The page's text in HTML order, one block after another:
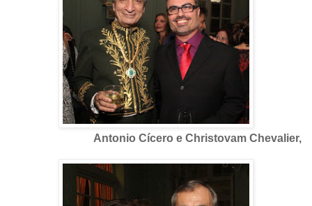
Antonio Cícero e Christovam Chevalier,